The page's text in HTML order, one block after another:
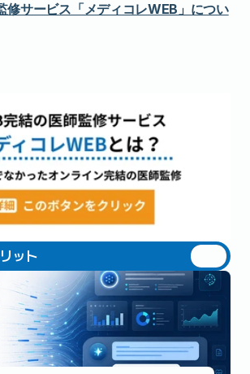
修サービス「メディコレWEB」につい
ット
ット